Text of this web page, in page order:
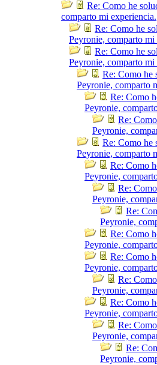
Re: Como he
comparto mi experiencia.
Re: Como he
Peyronie, comparto mi
Re: Como he
Peyronie, comparto mi
Re: Como he
Peyronie, comparto
Re: Como
Peyronie,
Re:
Peyronie,
Re: Como he
Peyronie, comparto
Re: Como
Peyronie,
Re:
Peyronie,
Re:
Peyronie,
Re: Como
Peyronie,
Re: Como
Peyronie,
Re:
Peyronie,
Re: Como
Peyronie,
Re:
Peyronie,
Re:
Peyronie,